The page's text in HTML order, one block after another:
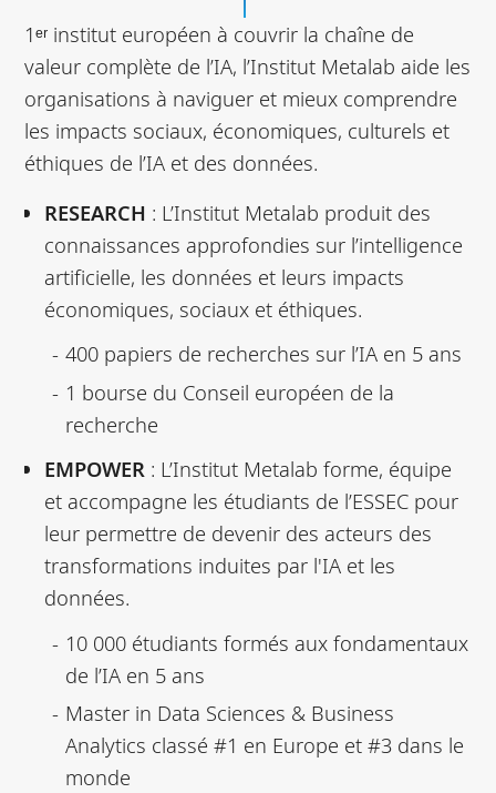
1ᵉʳ institut européen à couvrir la chaîne de
valeur complète de l’IA, l’Institut Metalab aide les
organisations à naviguer et mieux comprendre
les impacts sociaux, économiques, culturels et
éthiques de l’IA et des données.
RESEARCH : L’Institut Metalab produit des
connaissances approfondies sur l’intelligence
artificielle, les données et leurs impacts
économiques, sociaux et éthiques.
400 papiers de recherches sur l’IA en 5 ans
1 bourse du Conseil européen de la
recherche
EMPOWER: L’Institut Metalab forme, équipe
et accompagne les étudiants de l’ESSEC pour
leur permettre de devenir des acteurs des
transformations induites par l'IA et les
données.
10 000 étudiants formés aux fondamentaux
de l’IA en 5 ans
Master in Data Sciences & Business
Analytics classé #1 en Europe et #3 dans le
monde